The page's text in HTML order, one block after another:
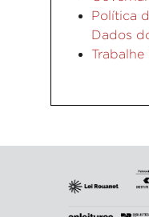
Política
Dados